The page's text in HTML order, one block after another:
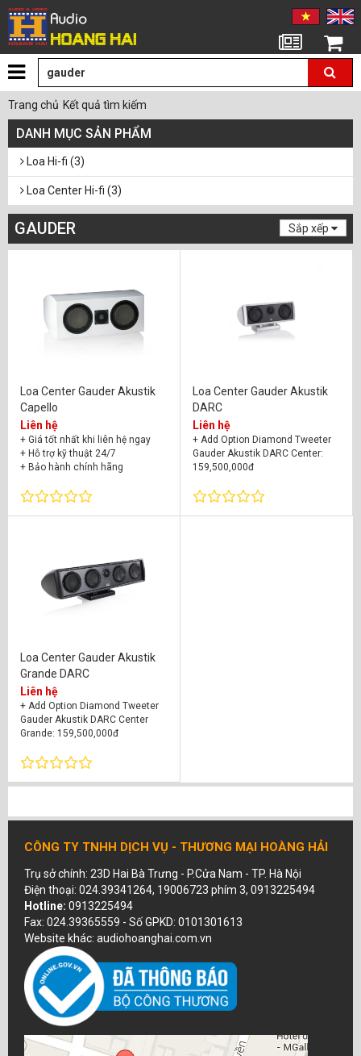
Giỏ hàng
Trang chủ Kết quả tìm kiếm
DANH MỤC SẢN PHẨM
Loa Hi-fi (3)
Loa Center Hi-fi (3)
GAUDER Sắp xếp
Loa Center Gauder Akustik
Capello
Liên hệ
+ Giá tốt nhất khi liên hệ ngay
+ Hỗ trợ kỹ thuật 24/7
+ Bảo hành chính hãng
Loa Center Gauder Akustik
DARC
Liên hệ
+ Add Option Diamond Tweeter
Gauder Akustik DARC Center:
159,500,000đ
Gauder Akustik DARC Center:
Loa Center Gauder Akustik
Grande DARC
Liên hệ
+ Add Option Diamond Tweeter
Gauder Akustik DARC Center
Grande: 159,500,000đ
Gauder Akustik DARC Center
+ Giá tốt nhất khi liên hệ ngay
+ Bảo hành chính hãng
CÔNG TY TNHH DỊCH VỤ - THƯƠNG MẠI HOÀNG HẢI
Trụ sở chính: 23D Hai Bà Trưng - P.Cửa Nam - TP. Hà Nội
Điện thoại: 024.39341264, 19006723 phím 3, 0913225494
Hotline: 0913225494
Fax: 024.39365559 - Số GPKD: 0101301613
Website khác: audiohoanghai.com.vn